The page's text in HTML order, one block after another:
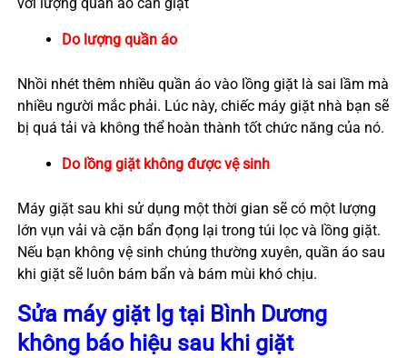
Do lượng quần áo
Nhồi nhét thêm nhiều quần áo vào lồng giặt là sai lầm mà
nhiều người mắc phải. Lúc này, chiếc máy giặt nhà bạn sẽ
bị quá tải và không thể hoàn thành tốt chức năng của nó.
Do lồng giặt không được vệ sinh
Máy giặt sau khi sử dụng một thời gian sẽ có một lượng
lớn vụn vải và cặn bẩn đọng lại trong túi lọc và lồng giặt.
Nếu bạn không vệ sinh chúng thường xuyên, quần áo sau
khi giặt sẽ luôn bám bẩn và bám mùi khó chịu.
Sửa máy giặt lg tại Bình Dương
không báo hiệu sau khi giặt